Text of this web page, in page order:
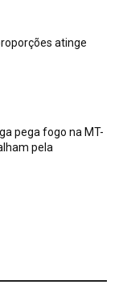
atinge
pega fogo na MT-
pela